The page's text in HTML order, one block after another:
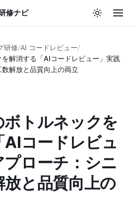
修ナビ
研修/AI コードレビュー/
解消する「AIコードレビュー」実践
解放と品質向上の両立
ボトルネックを
コードレビュ
ローチ：シニ
放と品質向上の